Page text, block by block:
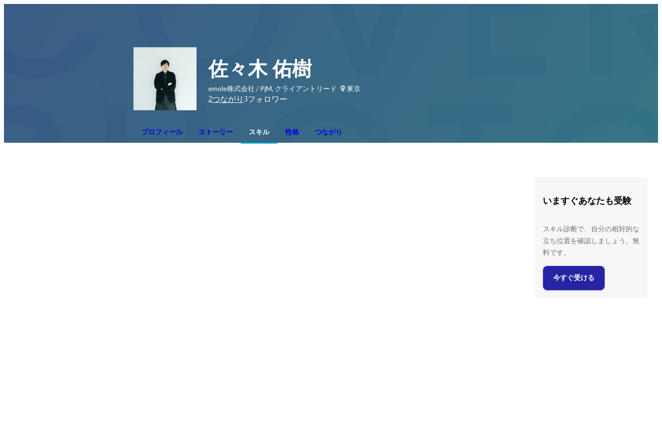
佐々木 佑樹
emole株式会社 / PjM, クライアントリード
東京
2つながり 3フォロワー
プロフィール ストーリー スキル 性格 つながり
いますぐあなたも受験
スキル診断で、自分の相対的な
立ち位置を確認しましょう。無
料です。
今すぐ受ける